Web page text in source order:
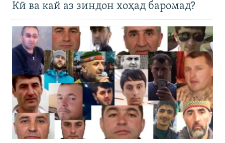
Кӣ ва кай аз зиндон хоҳад баромад?